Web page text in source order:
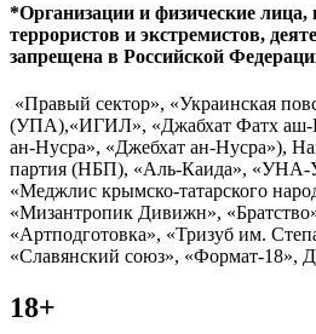
*Организации и физические лица,
террористов и экстремистов,
запрещена в Российской
«Правый сектор», «Украинская
(УПА),«ИГИЛ», «Джабхат Фатх
ан-Нусра», «Джебхат ан-Нусра»),
партия (НБП), «Аль-Каида»,
«Меджлис крымско-татарского
«Мизантропик Дивижн»,
«Артподготовка», «Тризуб им.
«Славянский союз», «Формат-18»,
18+